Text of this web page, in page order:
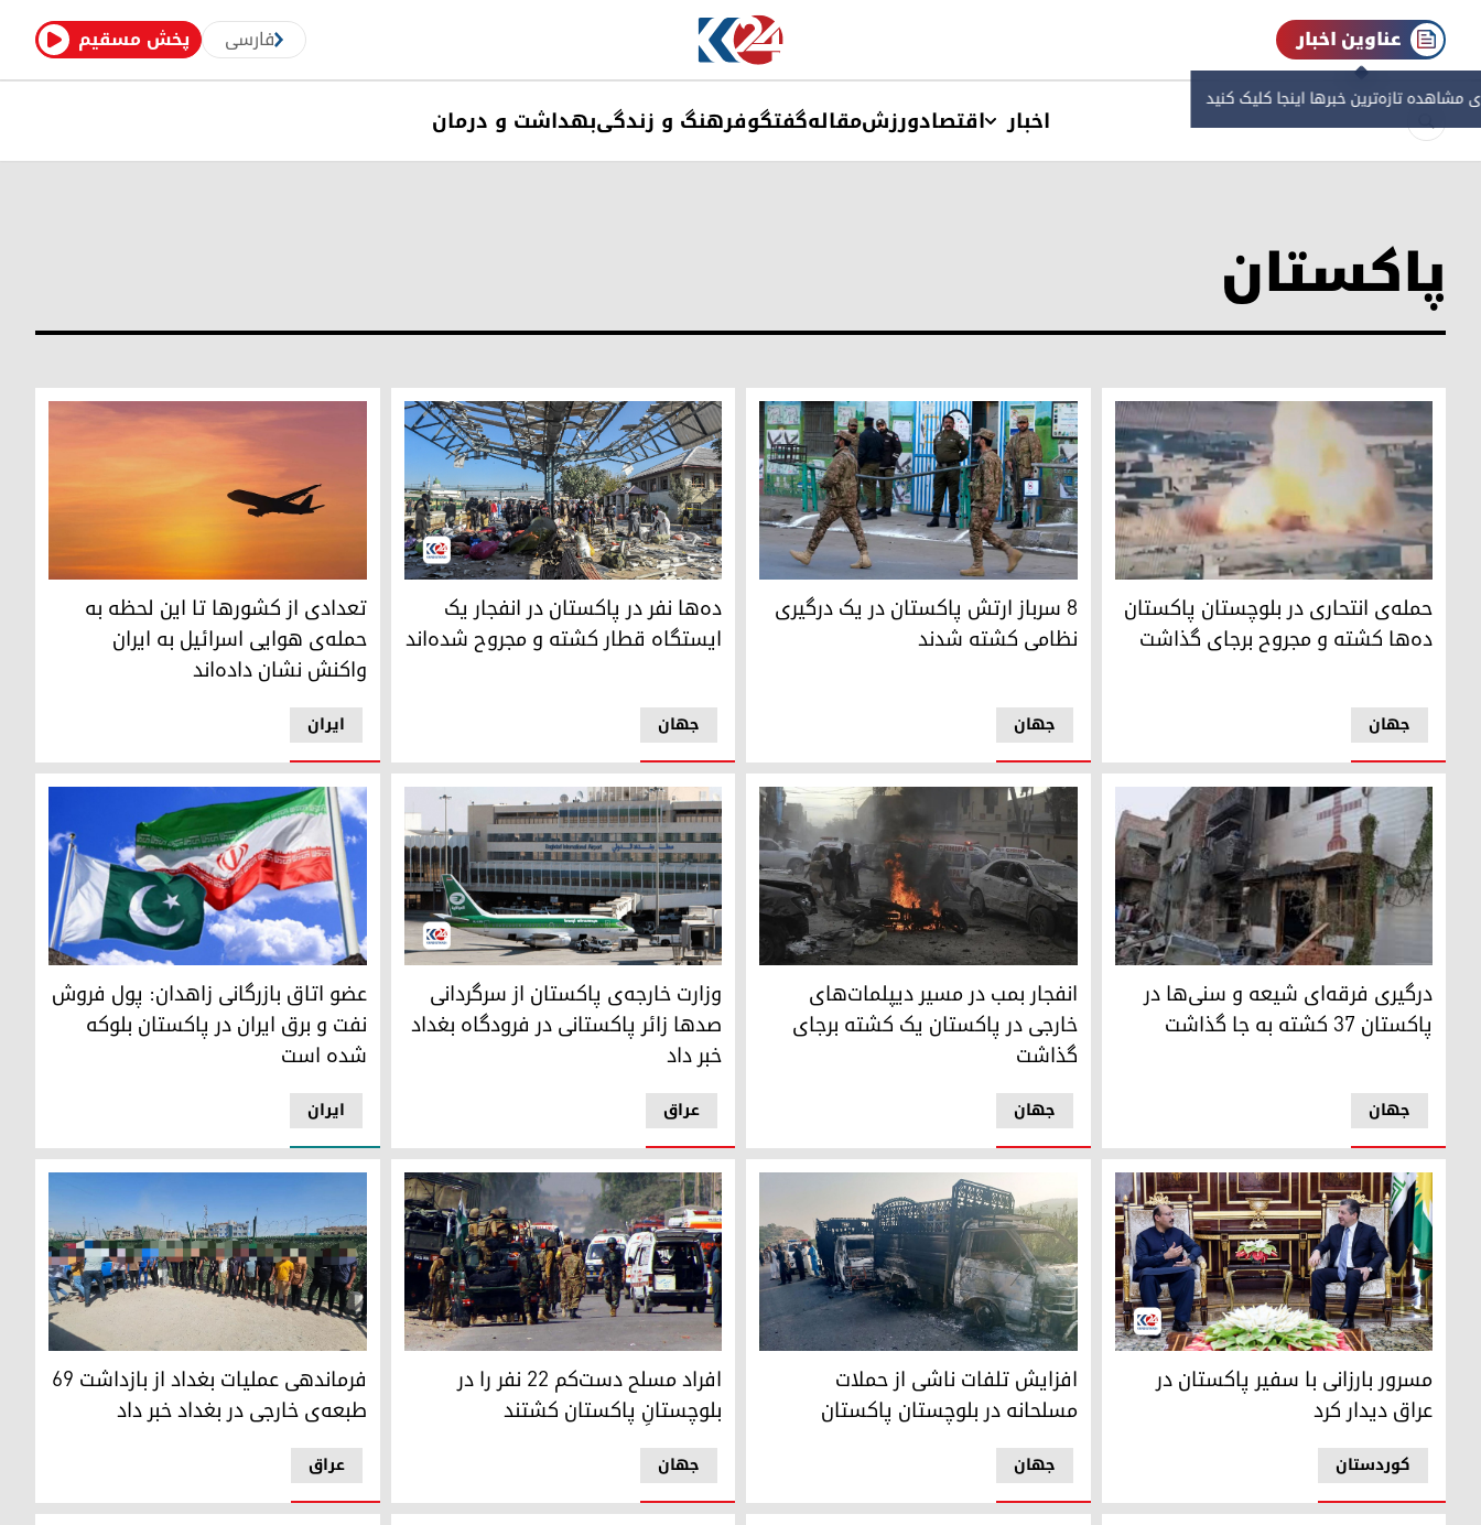
پخش مسقیم فارسی عناوین اخبار
مشاهده‌ تازه‌ترین خبرها اینجا کلیک کنید
اخبار اقتصادورزشمقالهگفتگوفرهنگ و زندگیبهداشت و درمان
پاکستان
حمله‌‌ی انتحاری در بلوچستان پاکستان ده‌ها کشته و مجروح برجای گذاشت
جهان
حمله‌‌ی انتحاری در بلوچستان پاکستان
ده‌ها کشته و مجروح برجای گذاشت
۸ سرباز ارتش پاکستان در یک درگیری نظامی کشته شدند
جهان
۸ سرباز ارتش پاکستان در یک درگیری
نظامی کشته شدند
انفجار در ایستگاه راه‌آهن کویته‌ی پاکستان
جهان
ده‌ها نفر در پاکستان در انفجار یک
ایستگاه قطار کشته و مجروح شد‌ه‌اند
تعدادی از کشورها تا این لحظه به حمله‌ی هوایی
ایران
تعدادی از کشورها تا این لحظه به
حمله‌ی هوایی اسرائیل به ایران
واکنش نشان داده‌اند
درگیری فرقه‌ای شیعه و سنی‌ها در پاکستان ۳۷ کشته به جا گذاشت
جهان
درگیری فرقه‌ای شیعه و سنی‌ها در
پاکستان ۳۷ کشته به جا گذاشت
انفجار در مسیر کاروان دیپلمات‌ها در پاکستان
جهان
انفجار بمب در مسیر دیپلمات‌های
خارجی در پاکستان یک کشته برجای
گذاشت
فرودگاه بغداد
عراق
وزارت خارجه‌ی پاکستان از سرگردانی
صدها زائر پاکستانی در فرودگاه بغداد
خبر داد
پرچم‌های ایران و پاکستان
ایران
عضو اتاق بازرگانی زاهدان: پول فروش
نفت و برق ایران در پاکستان بلوکه
شده است
مسرور بارزانی و سفیر پاکستان در عراق فدرال
کوردستان
مسرور بارزانی با سفیر پاکستان در
عراق دیدار کرد
افزایش تلفات حملات بلوچستان پاکستان
جهان
افزایش تلفات ناشی از حملات
مسلحانه در بلوچستان پاکستان
افراد مسلح دست‌‌کم ۲۲ نفر را در بلوچستانِ پاکستان کشتند
جهان
افراد مسلح دست‌‌کم ۲۲ نفر را در
بلوچستانِ پاکستان کشتند
بازداشت اتباع خارجی در بغداد
عراق
فرماندهی عملیات بغداد از بازداشت ۶۹
طبعه‌ی خارجی در بغداد خبر داد